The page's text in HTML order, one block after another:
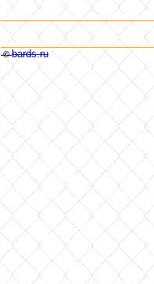
©bards.ru